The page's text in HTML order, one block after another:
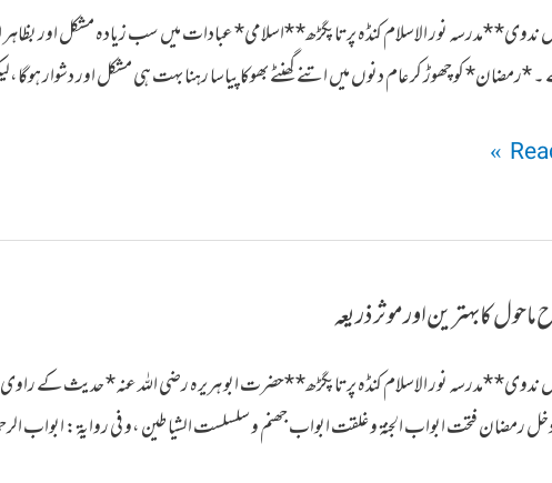
ندوی* *مدرسہ نور الاسلام کنڈہ پرتاپگڑھ* *اسلامی* عبادات میں سب زیادہ مشکل اور
کو چھوڑ کر عام دنوں میں اتنے گھنٹے بھوکا پیاسا رہنا بہت ہی مشکل اور دشوار
کا بہترین اور موثر ذریعہ
ندوی* *مدرسہ نور الاسلام کنڈہ پرتاپگڑھ* *حضرت ابو ہریرہ رضی اللہ عنہ* حدیث کے
دخل رمضان فتحت ابواب الجنة و غلقت ابواب جھنم و سلسلست الشیاطین ،و فی روایة : ابواب